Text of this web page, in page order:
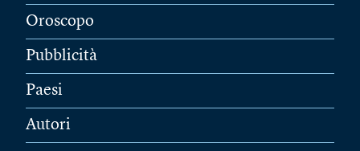
Oroscopo
Pubblicità
Paesi
Autori